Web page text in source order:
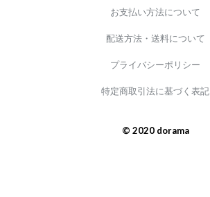
お支払い方法について
配送方法・送料について
プライバシーポリシー
特定商取引法に基づく表記
© 2020 dorama